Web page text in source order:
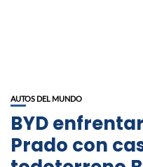
AUTOS DEL MUNDO
BYD
Prado con